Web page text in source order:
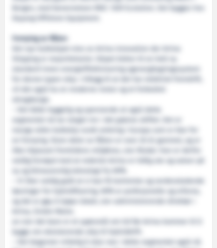
Bergen, med benevnelsen MDC 1309 Ecolution. Det bygges hos
Fornying av flåten
Det nye bulkskipet eies av Arriva Innovation der Arriva
Shipping er majoritetseier. Skipet bidrar til en helt ny
standard innen energieffektivisering ogenergilagringssystem
for denne typen skip. I tillegg til at det har elektrisk fremdrift,
vil det også ha en moderne motor og et forbedret
skrogdesign.
– Det både hyggelig og spennende at også dette
segmentet nå tar steget inn i det grønne skiftet. Det er
mange eldre bulkskip rundt omkring i Europa som er klar for
en fornying. Store deler av flåten er over 20 år gammel, og er
veldig fornøyd med at rederiet Arriva er tidlig ute og satser på
ny og klimavennlig teknologi fra WPA.
– Vi liker veldig godt at vi kan få kortreiste og verdensledende
løsninger for hybridifisering. WPA er profesjonelle og erfarne,
og det er gøy å kjøpe lokalt, sier administrerende direktør i
an sier det bare er et spørsmål om tid før Arriva kommer til å
bygge om eksisterende skip til hybriddrift.
– Det begynner virkelig å skje noe i dette segmentet også nå.